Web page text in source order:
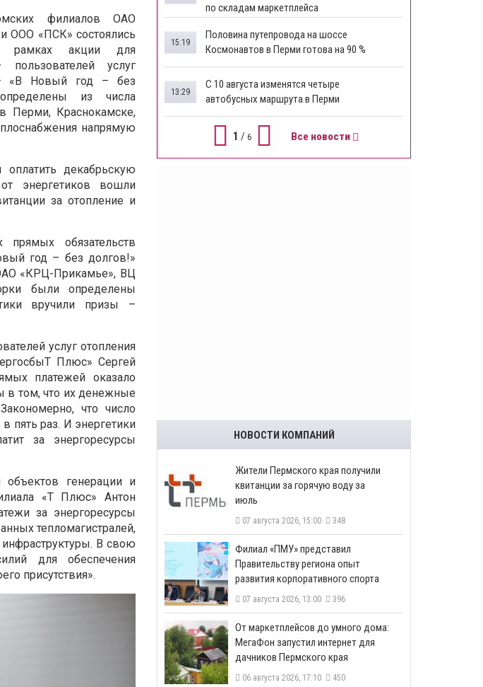
филиалов ОАО
ООО «ПСК» состоялись
рамках акции для
услуг
«В Новый год – без
из числа
Перми, Краснокамске,
напрямую
декабрьскую
энергетиков вошли
за отопление и
обязательств
год – без долгов!»
«КРЦ-Прикамье», ВЦ
были определены
вручили призы –
услуг отопления
Плюс» Сергей
платежей оказало
в том, что их денежные
что число
пять раз. И энергетики
за энергоресурсы
объектов генерации и
«Т Плюс» Антон
за энергоресурсы
тепломагистралей,
инфраструктуры. В свою
для обеспечения
присутствия».
по складам маркетплейса
​Половина путепровода на шоссе
Космонавтов в Перми готова на 90 %
15:19
​С 10 августа изменятся четыре
автобусных маршрута в Перми
13:29
1 / 6 Все новости
НОВОСТИ КОМПАНИЙ
​Жители Пермского края получили
квитанции за горячую воду за
июль
07 августа 2026, 15:00 348
​Филиал «ПМУ» представил
Правительству региона опыт
развития корпоративного спорта
07 августа 2026, 13:00 396
От маркетплейсов до умного дома:
МегаФон запустил интернет для
дачников Пермского края
06 августа 2026, 17:10 450